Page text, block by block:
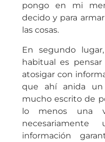
pongo en mi
decido y para
las cosas.
En segundo
habitual es
atosigar con
que ahí anida un
mucho escrito de
lo menos una
información